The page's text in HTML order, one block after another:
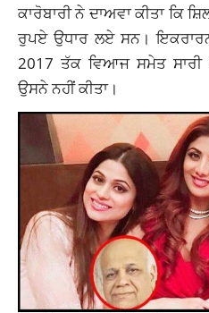
ਕਾਰੋਬਾਰੀ ਨੇ ਦਾਅਵਾ ਕੀਤਾ ਕਿ
ਰੁਪਏ ਉਧਾਰ ਲਏ ਸਨ।
2017 ਤੱਕ ਵਿਆਜ ਸਮੇਤ
ਉਸਨੇ ਨਹੀਂ ਕੀਤਾ।